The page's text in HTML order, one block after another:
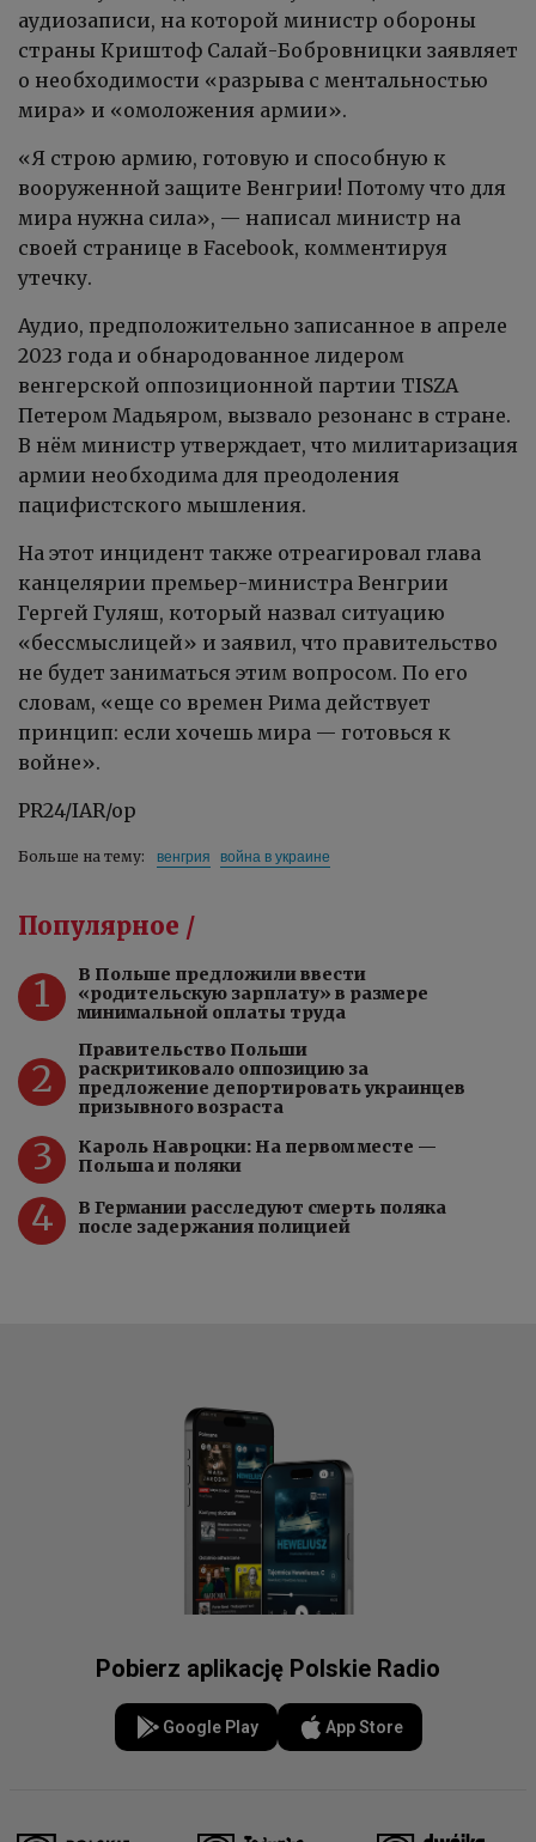
аудиозаписи, на которой министр обороны
страны Криштоф Салай-Бобровницки заявляет
о необходимости «разрыва с ментальностью
мира» и «омоложения армии».
«Я строю армию, готовую и способную к
вооруженной защите Венгрии! Потому что для
мира нужна сила», — написал министр на
своей странице в Facebook, комментируя
утечку.
Аудио, предположительно записанное в апреле
2023 года и обнародованное лидером
венгерской оппозиционной партии TISZA
Петером Мадьяром, вызвало резонанс в стране.
В нём министр утверждает, что милитаризация
армии необходима для преодоления
пацифистского мышления.
На этот инцидент также отреагировал глава
канцелярии премьер-министра Венгрии
Гергей Гуляш, который назвал ситуацию
«бессмыслицей» и заявил, что правительство
не будет заниматься этим вопросом. По его
словам, «еще со времен Рима действует
принцип: если хочешь мира — готовься к
войне».
PR24/IAR/op
Больше на тему: венгрия война в украине
Популярное /
1
В Польше предложили ввести
«родительскую зарплату» в размере
минимальной оплаты труда
2
Правительство Польши
раскритиковало оппозицию за
предложение депортировать украинцев
призывного возраста
3
Кароль Навроцки: На первом месте —
Польша и поляки
4
В Германии расследуют смерть поляка
после задержания полицией
Pobierz aplikację Polskie Radio
Google Play App Store